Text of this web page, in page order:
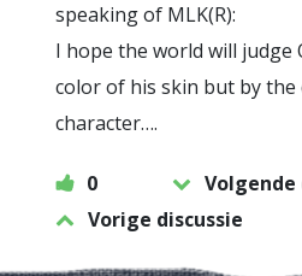
speaking of MLK(R):
I hope the world will judge
color of his skin but by
character….
0
Volgende
Vorige discussie